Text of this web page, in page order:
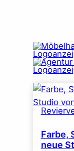
Farbe,
neue